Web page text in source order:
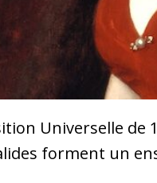
Universelle de
forment un